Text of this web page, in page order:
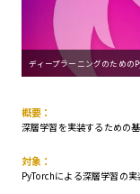
ディープラーニングのための
概要：
深層学習を実装するための
対象：
PyTorchによる深層学習の